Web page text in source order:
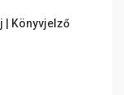
| Könyvjelző